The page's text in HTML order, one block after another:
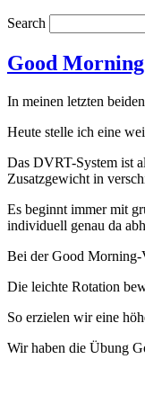
Search
Good
In meinen letzten
Heute stelle ich eine
Das DVRT-System ist
Zusatzgewicht in
Es beginnt immer mit
individuell genau da
Bei der Good Morning-
Die leichte Rotation
So erzielen wir eine
Wir haben die Übung